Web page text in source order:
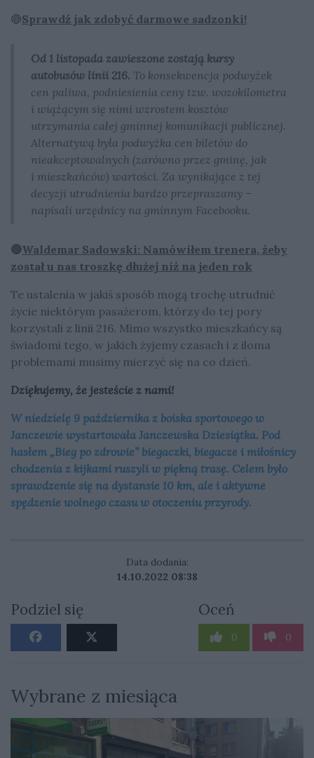
🔴Sprawdź jak zdobyć darmowe sadzonki!
Od 1 listopada zawieszone zostają kursy
autobusów linii 216. To konsekwencja podwyżek
cen paliwa, podniesienia ceny tzw. wozokilometra
i wiążącym się nimi wzrostem kosztów
utrzymania całej gminnej komunikacji publicznej.
Alternatywą była podwyżka cen biletów do
nieakceptowalnych (zarówno przez gminę, jak
i mieszkańców) wartości. Za wynikające z tej
decyzji utrudnienia bardzo przepraszamy –
napisali urzędnicy na gminnym Facebooku.
🔴Waldemar Sadowski: Namówiłem trenera, żeby
został u nas troszkę dłużej niż na jeden rok
Te ustalenia w jakiś sposób mogą trochę utrudnić
życie niektórym pasażerom, którzy do tej pory
korzystali z linii 216. Mimo wszystko mieszkańcy są
świadomi tego, w jakich żyjemy czasach i z iloma
problemami musimy mierzyć się na co dzień.
Dziękujemy, że jesteście z nami!
W niedzielę 9 października z boiska sportowego w
Janczewie wystartowała Janczewska Dziesiątka. Pod
hasłem „Bieg po zdrowie” biegaczki, biegacze i miłośnicy
chodzenia z kijkami ruszyli w piękną trasę. Celem było
sprawdzenie się na dystansie 10 km, ale i aktywne
spędzenie wolnego czasu w otoczeniu przyrody.
Data dodania:
14.10.2022 08:38
Podziel się Oceń
0 0
Wybrane z miesiąca